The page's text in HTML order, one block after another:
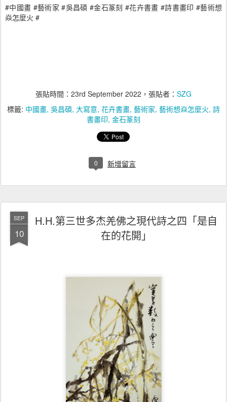
#中國畫 #藝術家 #吳昌碩 #金石篆刻 #花卉書畫 #詩書畫印 #藝術想
焱怎麼火 #
張貼時間： 23rd September 2022 ，張貼者： SZG
標籤: 中國畫 吳昌碩 大寫意 花卉書畫 藝術家 藝術想焱怎麼火 詩
書畫印 金石篆刻
0 新增留言
SEP
10
H.H.第三世多杰羌佛之現代詩之四「是自
在的花開」